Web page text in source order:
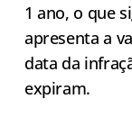
1 ano, o que
apresenta a
data da
expiram.